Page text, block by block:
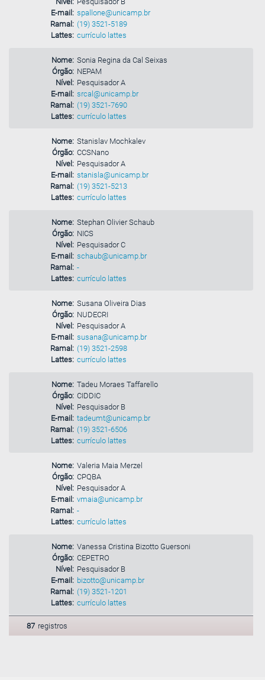
E-mail: spallone@unicamp.br
Ramal: (19) 3521-5189
Lattes: currículo lattes
Nome: Sonia Regina da Cal Seixas
Órgão: NEPAM
Nível: Pesquisador A
E-mail: srcal@unicamp.br
Ramal: (19) 3521-7690
Lattes: currículo lattes
Nome: Stanislav Mochkalev
Órgão: CCSNano
Nível: Pesquisador A
E-mail: stanisla@unicamp.br
Ramal: (19) 3521-5213
Lattes: currículo lattes
Nome: Stephan Olivier Schaub
Órgão: NICS
Nível: Pesquisador C
E-mail: schaub@unicamp.br
Ramal: -
Lattes: currículo lattes
Nome: Susana Oliveira Dias
Órgão: NUDECRI
Nível: Pesquisador A
E-mail: susana@unicamp.br
Ramal: (19) 3521-2598
Lattes: currículo lattes
Nome: Tadeu Moraes Taffarello
Órgão: CIDDIC
Nível: Pesquisador B
E-mail: tadeumt@unicamp.br
Ramal: (19) 3521-6506
Lattes: currículo lattes
Nome: Valeria Maia Merzel
Órgão: CPQBA
Nível: Pesquisador A
E-mail: vmaia@unicamp.br
Ramal: -
Lattes: currículo lattes
Nome: Vanessa Cristina Bizotto Guersoni
Órgão: CEPETRO
Nível: Pesquisador B
E-mail: bizotto@unicamp.br
Ramal: (19) 3521-1201
Lattes: currículo lattes
87 registros